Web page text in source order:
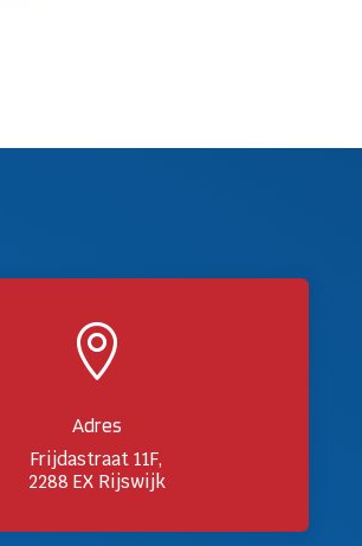

Adres
Frijdastraat 11F,
2288 EX Rijswijk